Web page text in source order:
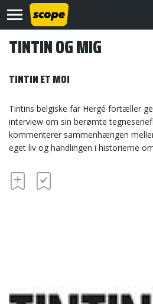
Om
Scope
TINTIN OG MIG
TINTIN ET MOI
Tintins belgiske far Hergé fortæller
interview om sin berømte
kommenterer sammenhængen
eget liv og handlingen i historierne